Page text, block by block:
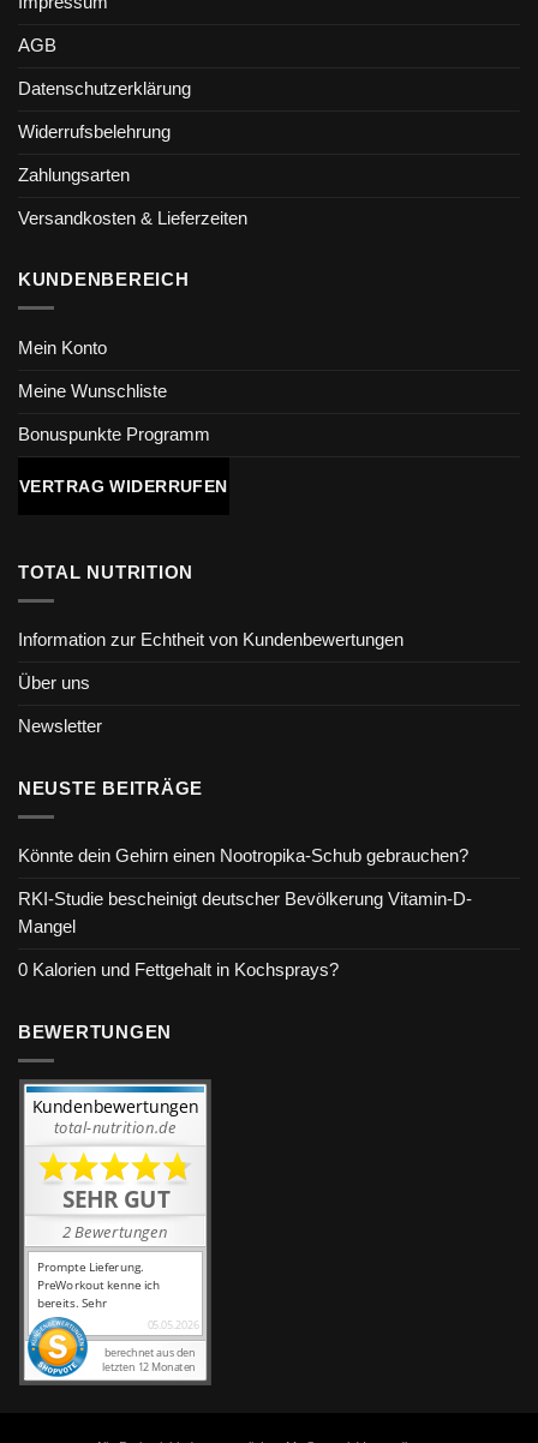
AGB
Datenschutzerklärung
Widerrufsbelehrung
Zahlungsarten
Versandkosten & Lieferzeiten
KUNDENBEREICH
Mein Konto
Meine Wunschliste
Bonuspunkte Programm
VERTRAG WIDERRUFEN
TOTAL NUTRITION
Information zur Echtheit von Kundenbewertungen
Über uns
Newsletter
NEUSTE BEITRÄGE
Könnte dein Gehirn einen Nootropika-Schub gebrauchen?
RKI-Studie bescheinigt deutscher Bevölkerung Vitamin-D-
Mangel
0 Kalorien und Fettgehalt in Kochsprays?
BEWERTUNGEN